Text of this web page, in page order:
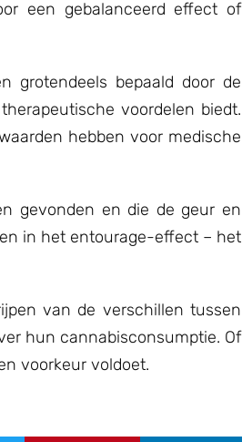
een gebalanceerd effect of
grotendeels bepaald door de
voordelen biedt.
hebben voor medische
gevonden en die de geur en
in het entourage-effect – het
van de verschillen tussen
hun cannabisconsumptie. Of
voorkeur voldoet.